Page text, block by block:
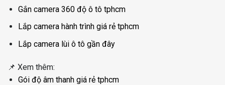
Gắn camera 360 độ ô tô tphcm
Lắp camera hành trình giá rẻ tphcm
Lắp camera lùi ô tô gần đây
📌 Xem thêm:
Gói độ âm thanh giá rẻ tphcm